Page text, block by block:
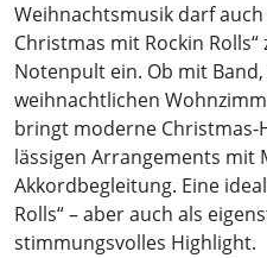
Weihnachtsmusik darf
Christmas mit Rockin
Notenpult ein. Ob mit
weihnachtlichen
bringt moderne
lässigen Arrangements mit
Akkordbegleitung. Eine
Rolls“ – aber auch als
stimmungsvolles Highlight.